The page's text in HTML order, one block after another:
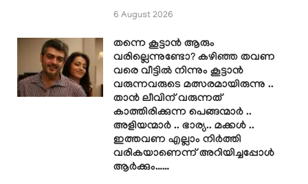
6 August 2026
തന്നെ കൂട്ടാൻ ആരും
വരില്ലെന്നുണ്ടോ? കഴിഞ്ഞ തവണ
വരെ വീട്ടിൽ നിന്നും കൂട്ടാൻ
വരുന്നവരുടെ മത്സരമായിരുന്നു ..
താൻ ലീവിന് വരുന്നത്
കാത്തിരിക്കുന്ന പെങ്ങന്മാർ ..
അളിയന്മാർ .. ഭാര്യ.. മക്കൾ ..
ഇത്തവണ എല്ലാം നിർത്തി
വരികയാണെന്ന് അറിയിച്ചപ്പോൾ
ആർക്കും……